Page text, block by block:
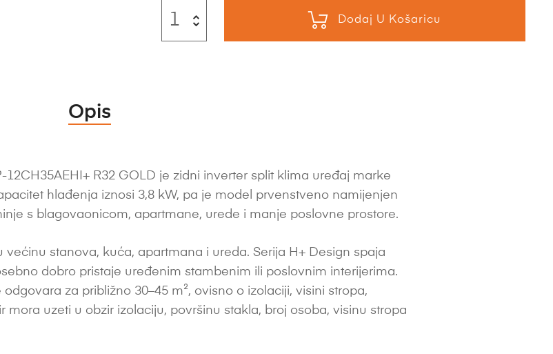
Dodaj U Košaricu
Opis
R32 GOLD je zidni inverter split klima uređaj marke
hlađenja iznosi 3,8 kW, pa je model prvenstveno namijenjen
s blagovaonicom, apartmane, urede i manje poslovne prostore.
stanova, kuća, apartmana i ureda. Serija H+ Design spaja
dobro pristaje uređenim stambenim ili poslovnim interijerima.
za približno 30–45 m², ovisno o izolaciji, visini stropa,
mora uzeti u obzir izolaciju, površinu stakla, broj osoba, visinu stropa